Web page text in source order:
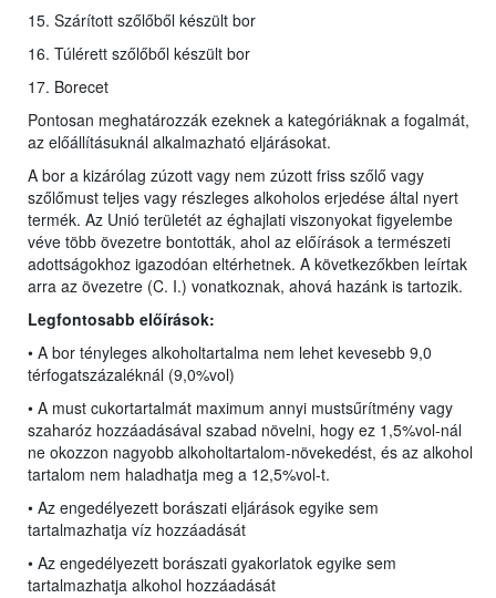
15. Szárított szőlőből készült bor
16. Túlérett szőlőből készült bor
17. Borecet
Pontosan meghatározzák ezeknek a kategóriáknak a fogalmát,
az előállításuknál alkalmazható eljárásokat.
A bor a kizárólag zúzott vagy nem zúzott friss szőlő vagy
szőlőmust teljes vagy részleges alkoholos erjedése által nyert
termék. Az Unió területét az éghajlati viszonyokat figyelembe
véve több övezetre bontották, ahol az előírások a természeti
adottságokhoz igazodóan eltérhetnek. A következőkben leírtak
arra az övezetre (C. I.) vonatkoznak, ahová hazánk is tartozik.
Legfontosabb előírások:
• A bor tényleges alkoholtartalma nem lehet kevesebb 9,0
térfogatszázaléknál (9,0%vol)
• A must cukortartalmát maximum annyi mustsűrítmény vagy
szaharóz hozzáadásával szabad növelni, hogy ez 1,5%vol-nál
ne okozzon nagyobb alkoholtartalom-növekedést, és az alkohol
tartalom nem haladhatja meg a 12,5%vol-t.
• Az engedélyezett borászati eljárások egyike sem
tartalmazhatja víz hozzáadását
• Az engedélyezett borászati gyakorlatok egyike sem
tartalmazhatja alkohol hozzáadását